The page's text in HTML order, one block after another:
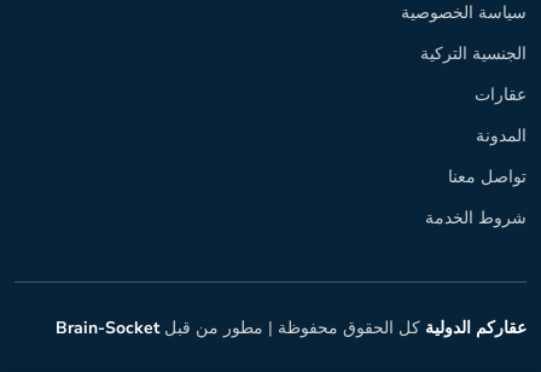
سياسة الخصوصية
الجنسية التركية
عقارات
المدونة
تواصل معنا
شروط الخدمة
عقاركم الدولية كل الحقوق محفوظة | مطور من قبلBrain-Socket